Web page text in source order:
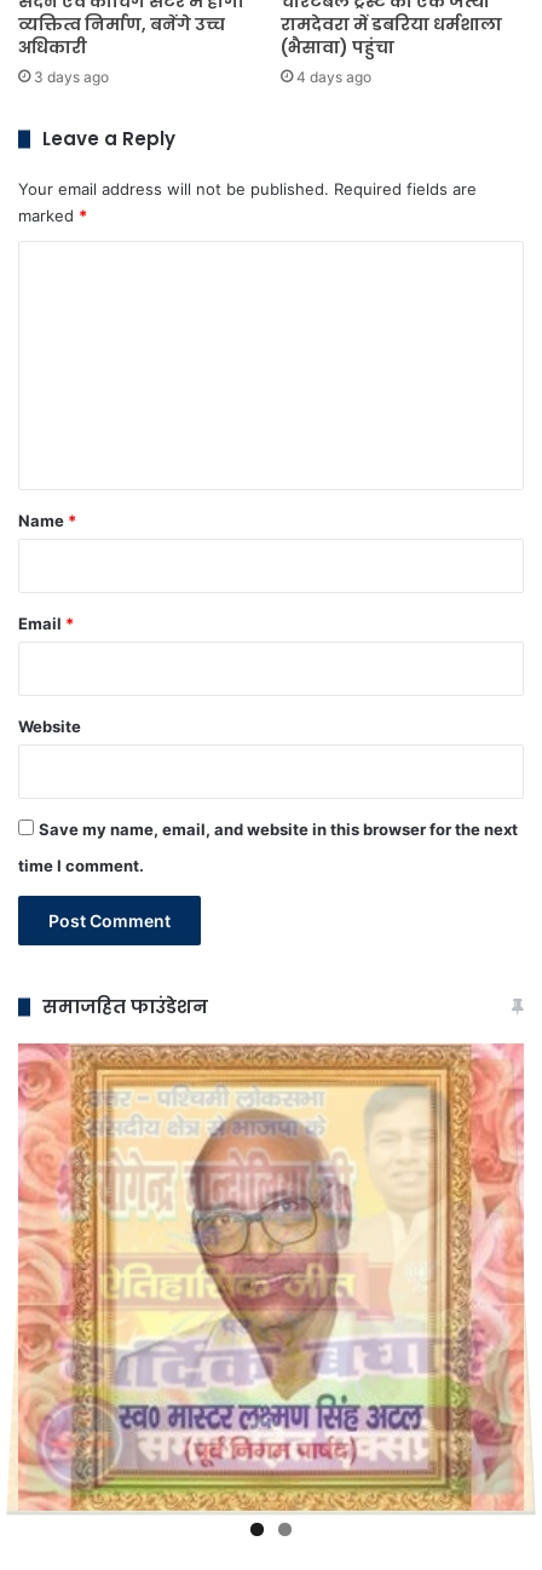
व्यक्तित्व निर्माण, बनेंगे उच्च
अधिकारी
3 days ago
रामदेवरा में डबरिया धर्मशाला
(भैसावा) पहुंचा
4 days ago
Leave a Reply
Your email address will not be published. Required fields are
marked *
*
Name *
Email *
Website
Save my name, email, and website in this browser for the next
time I comment.
समाजहित फाउंडेशन